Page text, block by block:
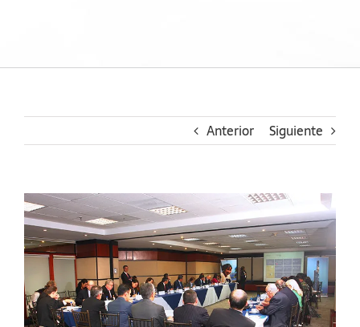
Anterior Siguiente
Ver
imagen
más
grande